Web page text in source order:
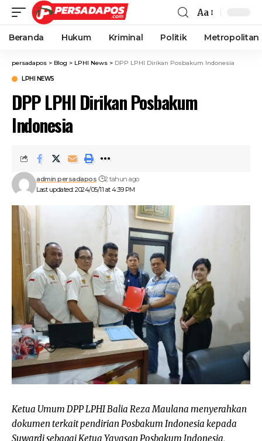
Aa
Beranda Hukum Kriminal Politik Metropolitan
persadapos > Blog > LPHI News > DPP LPHI Dirikan Posbakum Indonesia
LPHI NEWS
DPP LPHI Dirikan Posbakum
Indonesia
Last updated: 2024/05/11 at 4:39 PM
admin persadapos 2 tahun ago
Ketua Umum DPP LPHI Balia Reza Maulana menyerahkan
dokumen terkait pendirian Posbakum Indonesia kepada
Suwardi sebagai Ketua Yayasan Posbakum Indonesia,